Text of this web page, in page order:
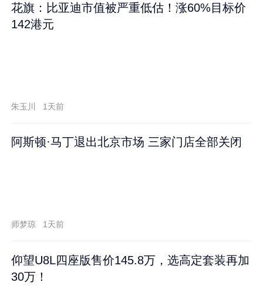
花旗：比亚迪市值被严重低估！涨60%目标价
142港元
朱玉川 1天前
阿斯顿·马丁退出北京市场 三家门店全部关闭
师梦琼 1天前
仰望U8L四座版售价145.8万，选高定套装再加
30万！